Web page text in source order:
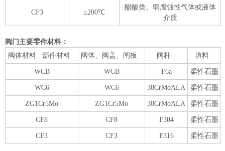
CF3 ≤200℃
醋酸类、弱腐蚀性气体或液体
介质
阀门主要零件材料：
阀体材料 部件材料
阀体、阀盖、闸板 阀杆 填料
WCB WCB F6a 柔性石墨
WC6 WC6 38CrMoALA 柔性石墨
ZG1Cr5Mo ZG1Cr5Mo 38CrMoALA 柔性石墨
CF8 CF8 F304 柔性石墨
CF3 CF3 F316 柔性石墨